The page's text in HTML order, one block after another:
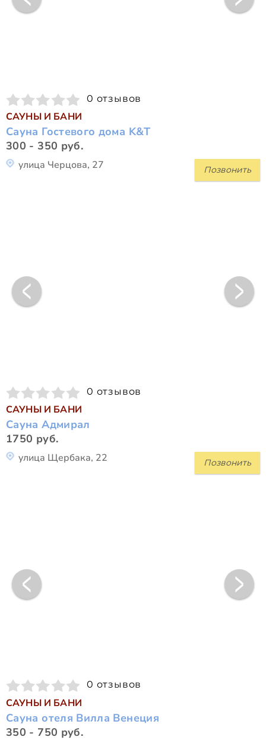
0 отзывов
САУНЫ И БАНИ
Сауна Гостевого дома K&T
300 - 350 руб.
Позвонить
улица Черцова, 27
0 отзывов
САУНЫ И БАНИ
Сауна Адмирал
1750 руб.
Позвонить
улица Щербака, 22
0 отзывов
САУНЫ И БАНИ
Сауна отеля Вилла Венеция
350 - 750 руб.